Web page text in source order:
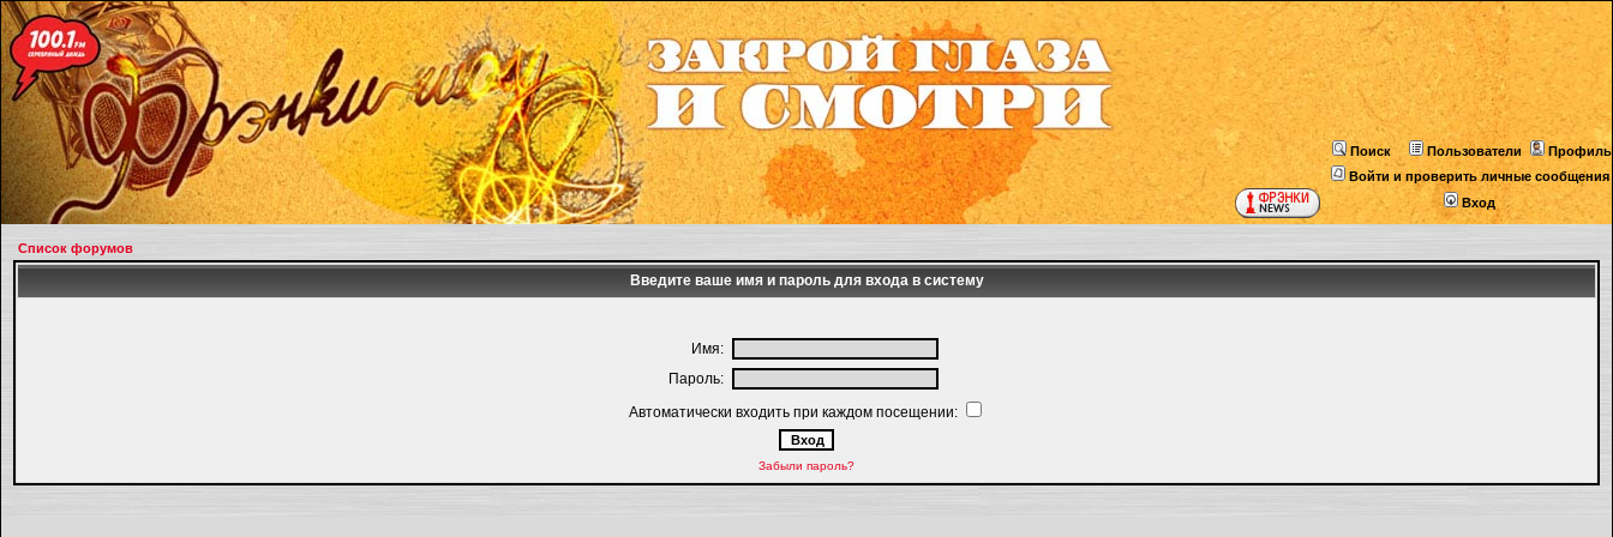
Поиск Пользователи
Профиль
Войти и проверить личные сообщения
Вход
Список форумов
Введите ваше имя и пароль для входа в систему
Имя:
Пароль:
Автоматически входить при каждом посещении:
Забыли пароль?